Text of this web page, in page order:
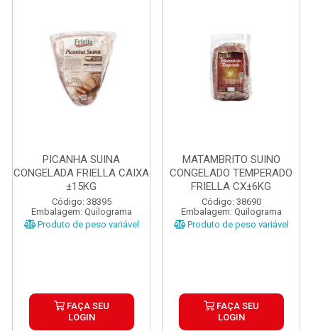
PICANHA SUINA
CONGELADA FRIELLA CAIXA
±15KG
Código: 38395
Embalagem: Quilograma
Produto de peso variável
FAÇA SEU
LOGIN
MATAMBRITO SUINO
CONGELADO TEMPERADO
FRIELLA CX±6KG
Código: 38690
Embalagem: Quilograma
Produto de peso variável
FAÇA SEU
LOGIN